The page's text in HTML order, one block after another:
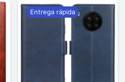
Entrega rápida